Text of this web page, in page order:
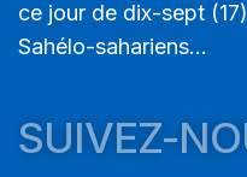
ce jour de dix-sept
Sahélo-sahariens...
SUIVEZ-